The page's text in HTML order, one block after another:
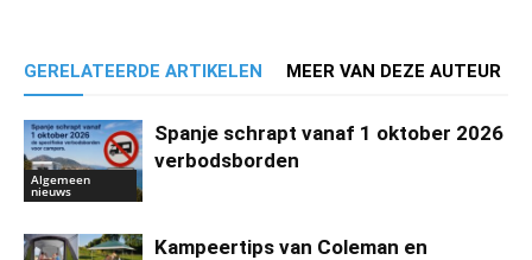
GERELATEERDE ARTIKELEN MEER VAN DEZE AUTEUR
Algemeen
nieuws
Spanje schrapt vanaf 1 oktober 2026
verbodsborden
Kampeertips van Coleman en